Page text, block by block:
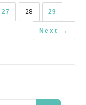
27 28 29
Next →